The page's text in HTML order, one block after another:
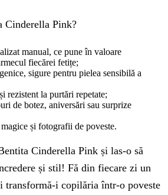
Cinderella Pink?
manual, ce pune în valoare
fiecărei fetițe;
sigure pentru pielea sensibilă a
rezistent la purtări repetate;
de botez, aniversări sau surprize
și fotografii de poveste.
Cinderella Pink și las-o să
și stil! Fă din fiecare zi un
transformă-i copilăria într-o poveste